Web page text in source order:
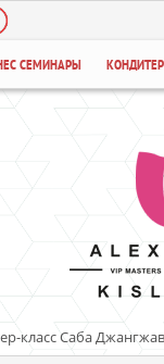
СЕМИНАРЫ
класс Саба